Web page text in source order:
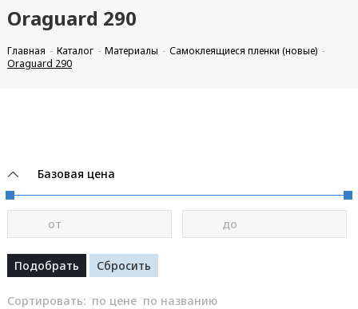
Oraguard 290
Главная Каталог Материалы
Самоклеящиеся пленки (новые)
Oraguard 290
Базовая цена
от до
Сортировать: по цене по названию